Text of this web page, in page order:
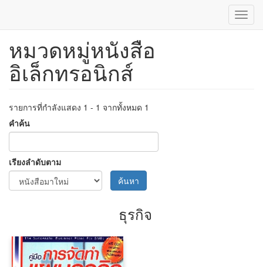
ข้าม
เนื้อหา
หมวดหมู่หนังสือ
อิเล็กทรอนิกส์
รายการที่กำลังแสดง 1 - 1 จากทั้งหมด 1
คำค้น
เรียงลำดับตาม
ค้นหา
ธุรกิจ